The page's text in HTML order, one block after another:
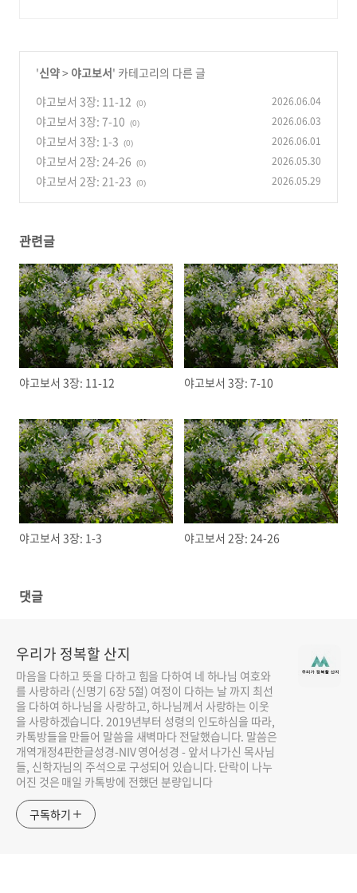
'신약> 야고보서' 카테고리의 다른 글
야고보서 3장: 11-12
(0) 2026.06.04
야고보서 3장: 7-10 (0) 2026.06.03
야고보서 3장: 1-3 (0) 2026.06.01
야고보서 2장: 24-26 (0) 2026.05.30
야고보서 2장: 21-23 (0) 2026.05.29
관련글
야고보서 3장: 11-12 야고보서 3장: 7-10
야고보서 3장: 1-3 야고보서 2장: 24-26
댓글
우리가 정복할 산지
마음을 다하고 뜻을 다하고 힘을 다하여 네 하나님 여호와
를 사랑하라 (신명기 6장 5절) 여정이 다하는 날 까지 최선
을 다하여 하나님을 사랑하고, 하나님께서 사랑하는 이웃
을 사랑하겠습니다. 2019년부터 성령의 인도하심을 따라,
카톡방들을 만들어 말씀을 새벽마다 전달했습니다. 말씀은
개역개정4판한글성경-NIV 영어성경 - 앞서 나가신 목사님
들, 신학자님의 주석으로 구성되어 있습니다. 단락이 나누
어진 것은 매일 카톡방에 전했던 분량입니다
구독하기